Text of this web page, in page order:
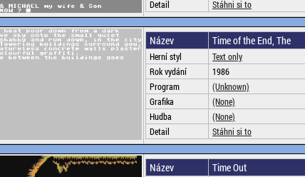
Detail
Stáhni si to
Název Time of the End, The
Herní styl
Text only
Rok vydání
1986
Program
(Unknown)
Grafika
(None)
Hudba
(None)
Detail
Stáhni si to
Název Time Out